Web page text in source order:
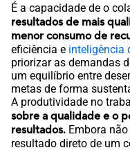
É a capacidade de o
resultados de mais
menor consumo de
eficiência e inteligência
priorizar as demandas
um equilíbrio entre
metas de forma
A produtividade no
sobre a qualidade e o
resultados. Embora
resultado direto de um